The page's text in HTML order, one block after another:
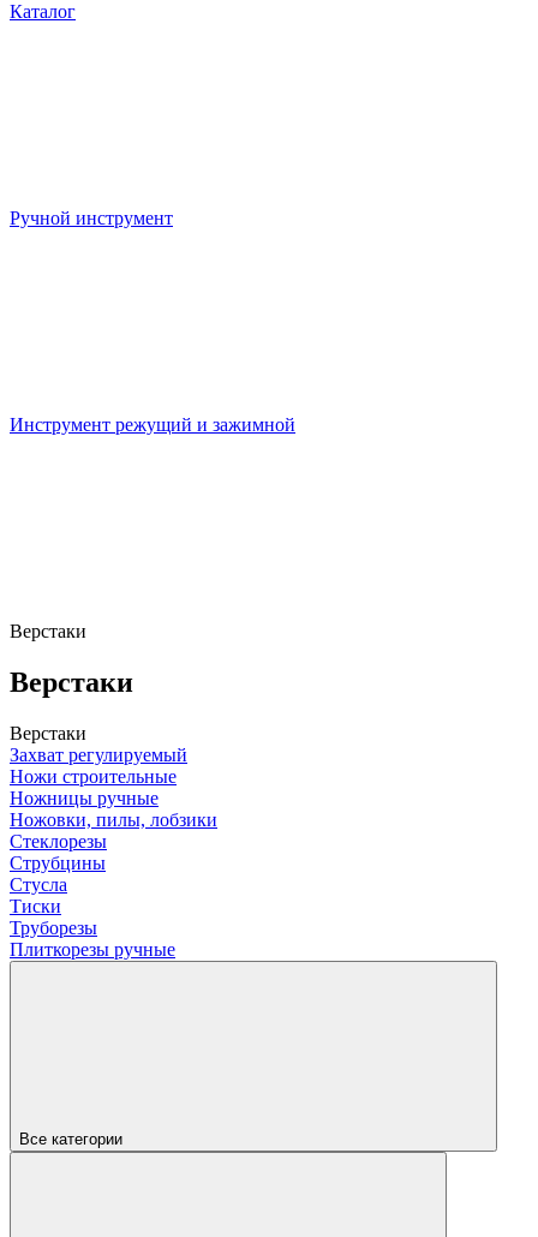
Каталог
Ручной инструмент
Инструмент режущий и зажимной
Верстаки
Верстаки
Верстаки
Захват регулируемый
Ножи строительные
Ножницы ручные
Ножовки, пилы, лобзики
Стеклорезы
Струбцины
Стусла
Тиски
Труборезы
Плиткорезы ручные
Все категории